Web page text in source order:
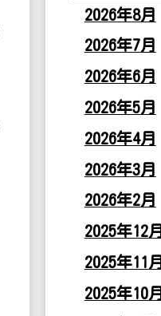
2026年8月
2026年7月
2026年6月
2026年5月
2026年4月
2026年3月
2026年2月
2025年12月
2025年11月
2025年10月